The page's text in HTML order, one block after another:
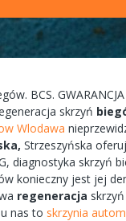
BCS. GWARANCJA
skrzyń
Wlodawa
Strzeszyńska
diagnostyka skrzyń
konieczny jest jej
regeneracja skrzyń
u nas to skrzynia